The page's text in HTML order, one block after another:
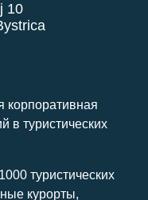
10
корпоративная
в туристических
туристических
курорты,